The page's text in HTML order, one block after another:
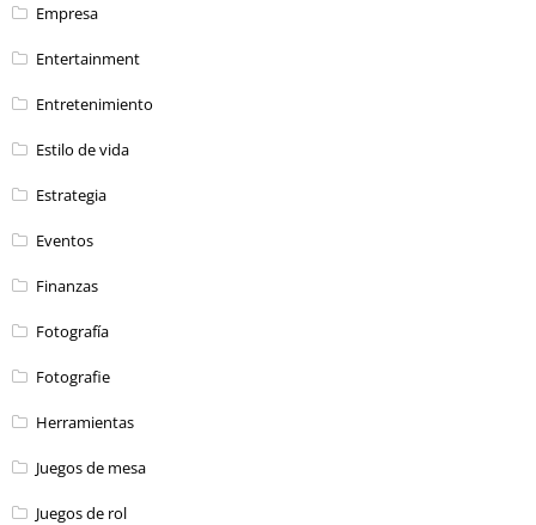
Empresa
Entertainment
Entretenimiento
Estilo de vida
Estrategia
Eventos
Finanzas
Fotografía
Fotografie
Herramientas
Juegos de mesa
Juegos de rol